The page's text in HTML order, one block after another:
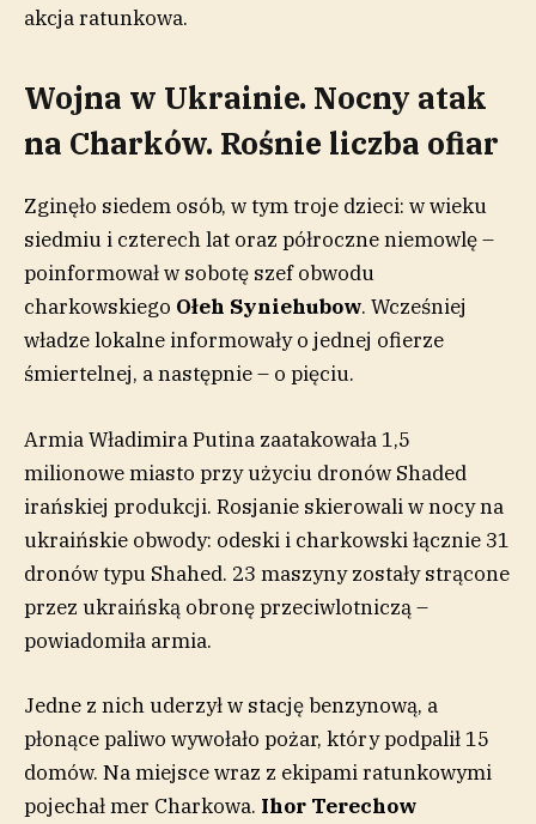
akcja ratunkowa.
Wojna w Ukrainie. Nocny atak
na Charków. Rośnie liczba ofiar
Zginęło siedem osób, w tym troje dzieci: w wieku
siedmiu i czterech lat oraz półroczne niemowlę –
poinformował w sobotę szef obwodu
charkowskiego Ołeh Syniehubow. Wcześniej
władze lokalne informowały o jednej ofierze
śmiertelnej, a następnie – o pięciu.
Armia Władimira Putina zaatakowała 1,5
milionowe miasto przy użyciu dronów Shaded
irańskiej produkcji. Rosjanie skierowali w nocy na
ukraińskie obwody: odeski i charkowski łącznie 31
dronów typu Shahed. 23 maszyny zostały strącone
przez ukraińską obronę przeciwlotniczą –
powiadomiła armia.
Jedne z nich uderzył w stację benzynową, a
płonące paliwo wywołało pożar, który podpalił 15
domów. Na miejsce wraz z ekipami ratunkowymi
pojechał mer Charkowa. Ihor Terechow